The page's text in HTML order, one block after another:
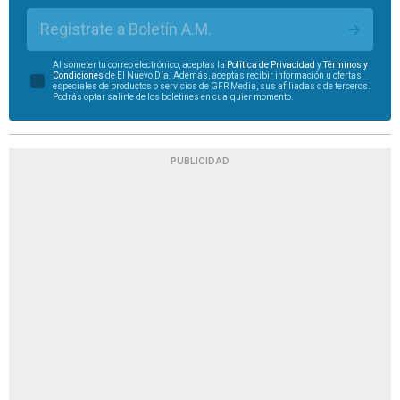
Regístrate a Boletín A.M.
Al someter tu correo electrónico, aceptas la Política de Privacidad yTérminos y
Condiciones de El Nuevo Día. Además, aceptas recibir información u ofertas
especiales de productos o servicios de GFR Media, sus afiliadas o de terceros.
Podrás optar salirte de los boletines en cualquier momento.
PUBLICIDAD